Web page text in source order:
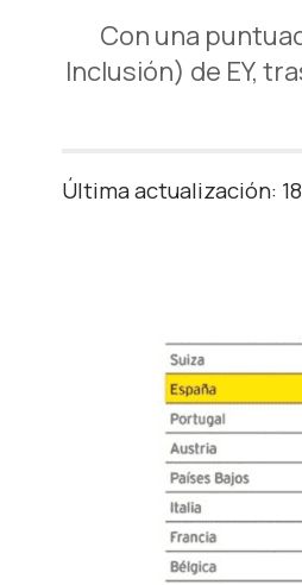
Con una
Inclusión) de EY,
Última actualización: